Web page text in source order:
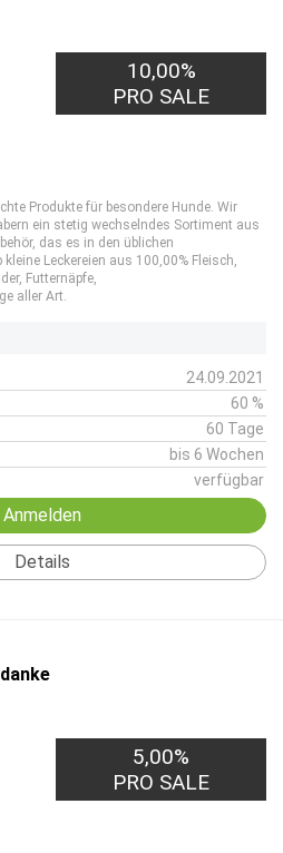
10,00%
PRO SALE
Produkte für besondere Hunde. Wir
ein stetig wechselndes Sortiment aus
das es in den üblichen
Leckereien aus 100,00% Fleisch,
Futternäpfe,
aller Art.
24.09.2021
60 %
60 Tage
bis 6 Wochen
verfügbar
Anmelden
Details
5,00%
PRO SALE